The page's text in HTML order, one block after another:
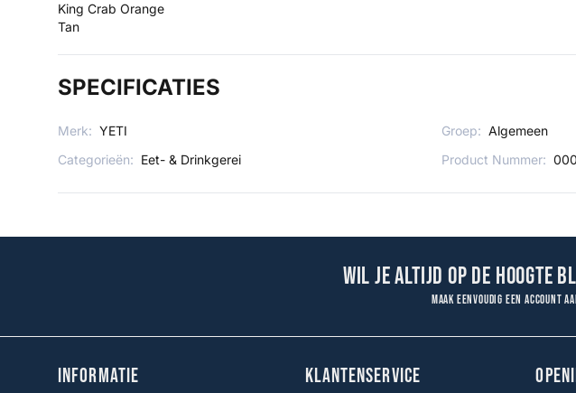
King Crab Orange
Tan
SPECIFICATIES
Merk: YETI Groep: Algemeen
Categorieën: Eet- & Drinkgerei Product Nummer:
Wil je altijd op de hoogte
Maak eenvoudig een account
INFORMATIE KLANTENSERVICE